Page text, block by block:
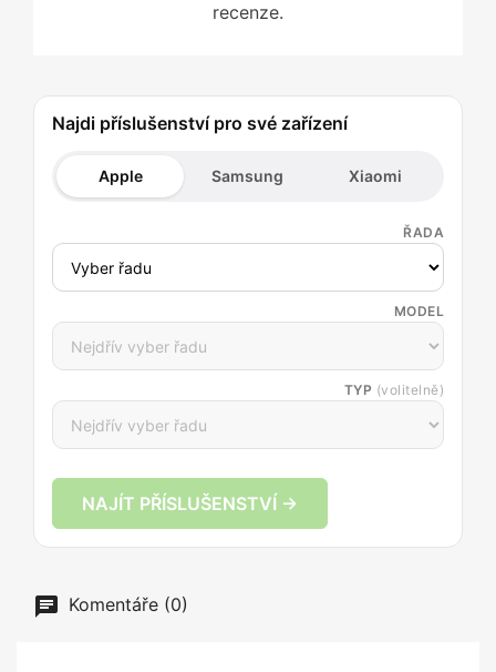
recenze.
Najdi příslušenství pro své zařízení
Apple Samsung Xiaomi
ŘADA
MODEL
TYP (volitelně)
NAJÍT PŘÍSLUŠENSTVÍ →
Komentáře (0)